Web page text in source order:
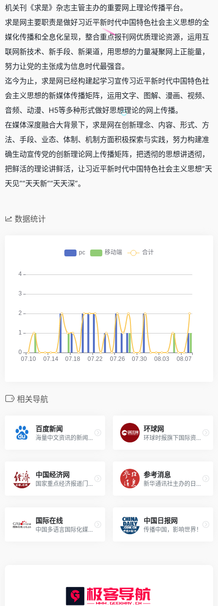
机关刊《求是》杂志主管主办的重要网上理论传播平台。
求是网主要职责是做好习近平新时代中国特色社会主义思想的全
媒化传播和全息化呈现，整合重点报刊网优质理论资源，运用互
联网新技术、新手段、新渠道，用思想的力量凝聚网上正能量，
努力让党的主张成为信息时代最强音。
迄今为止，求是网已经构建起学习宣传习近平新时代中国特色社
会主义思想的新媒体传播矩阵，运用文字、图解、漫画、视频、
音频、动漫、H5等多种形式做好思想理论的网上传播。
在媒体深度融合大背景下，求是网在创新理念、内容、形式、方
法、手段、业态、体制、机制方面积极探索与实践，努力构建准
确生动宣传党的创新理论网上传播矩阵，把透彻的思想讲透彻，
把鲜活的理论讲鲜活，让习近平新时代中国特色社会主义思想“天
天见”“天天新”“天天深”。
数据统计
相关导航
百度新闻
海量中文资讯的新闻平台！
环球网
环球时报旗下国际资讯门户！
中国经济网
国家重点经济报道门户！
参考消息
新华通讯社主办的日报！
国际在线
中国多语言国际化媒体平台！
中国日报网
传播中国，影响世界！